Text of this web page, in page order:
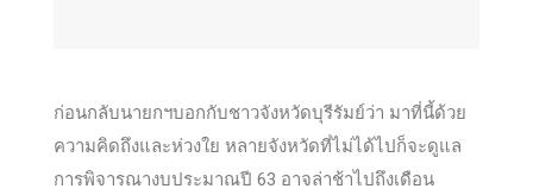
ก่อนกลับนายกฯบอกกับชาวจังหวัดบุรีรัมย์ว่า มาที่นี้ด้วย
ความคิดถึงและห่วงใย หลายจังหวัดที่ไม่ได้ไปก็จะดูแล
การพิจารณางบประมาณปี 63 อาจล่าช้าไปถึงเดือน